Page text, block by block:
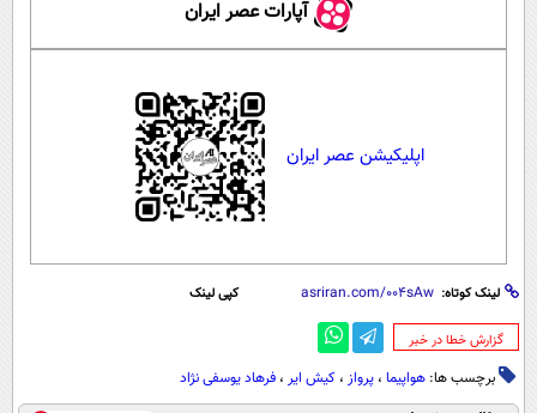
آپارات عصر ایران
اپلیکیشن عصر ایران
لینک کوتاه: کپی لینک
‌گزارش خطا در خبر
برچسب ها: هواپیما ، پرواز ، کیش ایر ، فرهاد یوسفی نژاد